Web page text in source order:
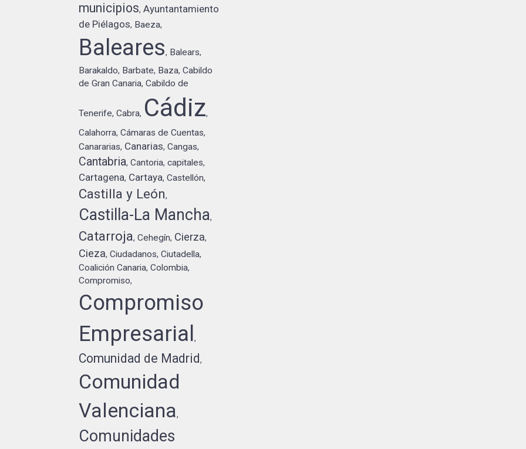
municipios,Ayuntantamiento
de Piélagos, Baeza,
Baleares, Balears,
Barakaldo, Barbate, Baza,Cabildo
de Gran Canaria,Cabildo de
Tenerife,Cabra, Cádiz,
Calahorra,Cámaras de Cuentas,
Canararias, Canarias,Cangas,
Cantabria,Cantoria,capitales,
Cartagena, Cartaya,Castellón,
Castilla y León,
Castilla-La Mancha,
Catarroja,Cehegín, Cierza,
Cieza,Ciudadanos,Ciutadella,
Coalición Canaria,Colombia,
Compromiso,
Compromiso
Empresarial,
Comunidad de Madrid,
Comunidad
Valenciana,
Comunidades